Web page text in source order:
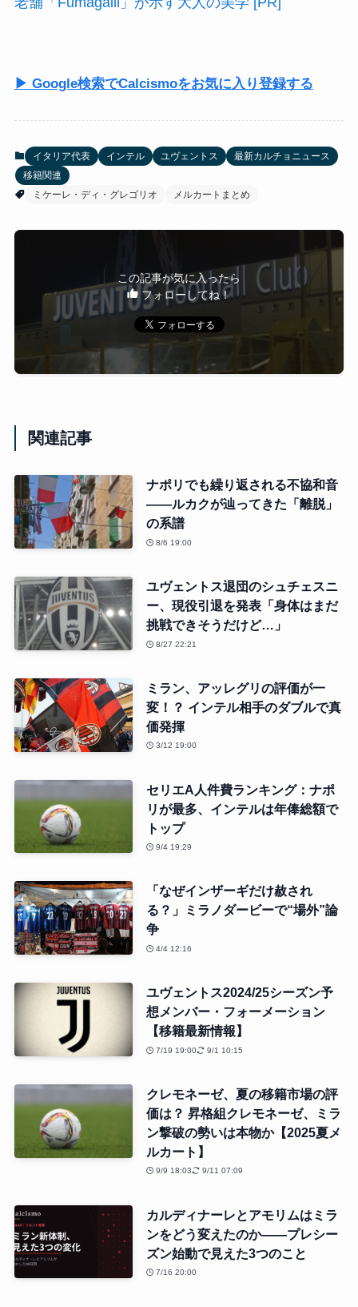
▶ Google検索でCalcismoをお気に入り登録する
イタリア代表 インテル ユヴェントス
最新カルチョニュース
移籍関連
ミケーレ・ディ・グレゴリオ
メルカートまとめ
この記事が気に入ったら
フォローしてね！
関連記事
ナポリでも繰り返される不協和音
――ルカクが辿ってきた「離脱」
の系譜
8/6 19:00
ユヴェントス退団のシュチェスニ
ー、現役引退を発表「身体はまだ
挑戦できそうだけど…」
8/27 22:21
ミラン、アッレグリの評価が一
変！？ インテル相手のダブルで真
価発揮
3/12 19:00
セリエA人件費ランキング：ナポ
リが最多、インテルは年俸総額で
トップ
9/4 19:29
「なぜインザーギだけ赦され
る？」ミラノダービーで“場外”論
争
4/4 12:16
ユヴェントス2024/25シーズン予
想メンバー・フォーメーション
【移籍最新情報】
7/19 19:00 9/1 10:15
クレモネーゼ、夏の移籍市場の評
価は？ 昇格組クレモネーゼ、ミラ
ン撃破の勢いは本物か【2025夏メ
ルカート】
9/9 18:03 9/11 07:09
カルディナーレとアモリムはミラ
ンをどう変えたのか――プレシー
ズン始動で見えた3つのこと
7/16 20:00